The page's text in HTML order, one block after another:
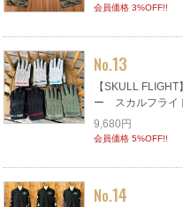
会員価格 3%OFF!!
No.13
【SKULL
ー スカルフライ
9,680円
会員価格 5%OFF!!
No.14